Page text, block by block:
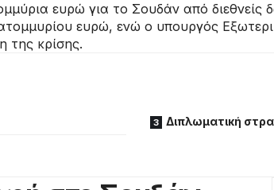
ευρώ για το Σουδάν από
ευρώ, ενώ ο υπουργός
της κρίσης.
Διπλωματική